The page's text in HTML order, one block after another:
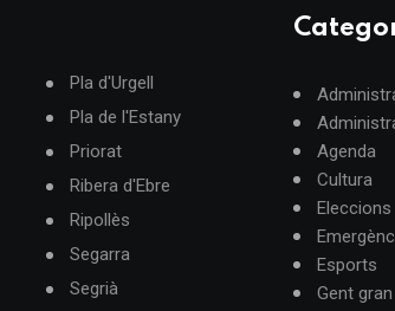
Pla d'Urgell
Pla de l'Estany
Priorat
Ribera d'Ebre
Ripollès
Segarra
Segrià
Agenda
Cultura
Esports
Gent gran